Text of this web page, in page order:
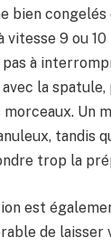
bien congelés
vitesse 9 ou
pas à
la
morceaux. Un
tandis
trop la
est
de laisser